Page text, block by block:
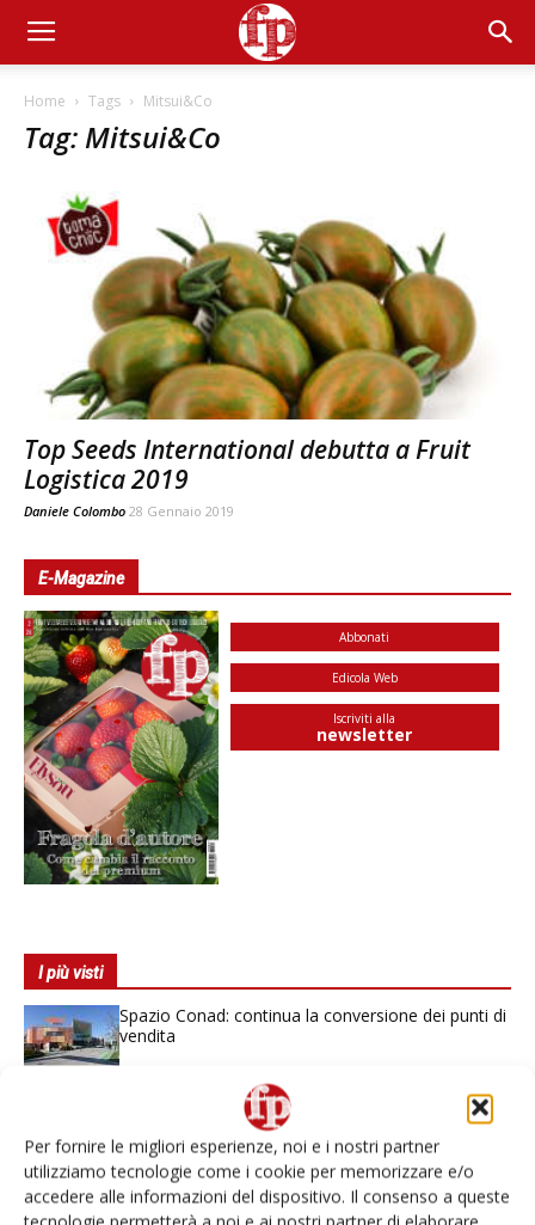
Per fornire le migliori esperienze, noi e i nostri partner
utilizziamo tecnologie come i cookie per memorizzare e/o
accedere alle informazioni del dispositivo. Il consenso a queste
Home Tags Mitsui&Co
Tag: Mitsui&Co
Top Seeds International debutta a Fruit
Logistica 2019
Daniele Colombo 28 Gennaio 2019
E-Magazine
Abbonati
Edicola Web
Iscriviti alla
newsletter
I più visti
Spazio Conad: continua la conversione dei punti di
vendita
L’ortofrutta di Extra Supermercati tra localismo e
Ai #Repartofresh
Non è una susina: è Metis… e può rivoluzionare la
categoria